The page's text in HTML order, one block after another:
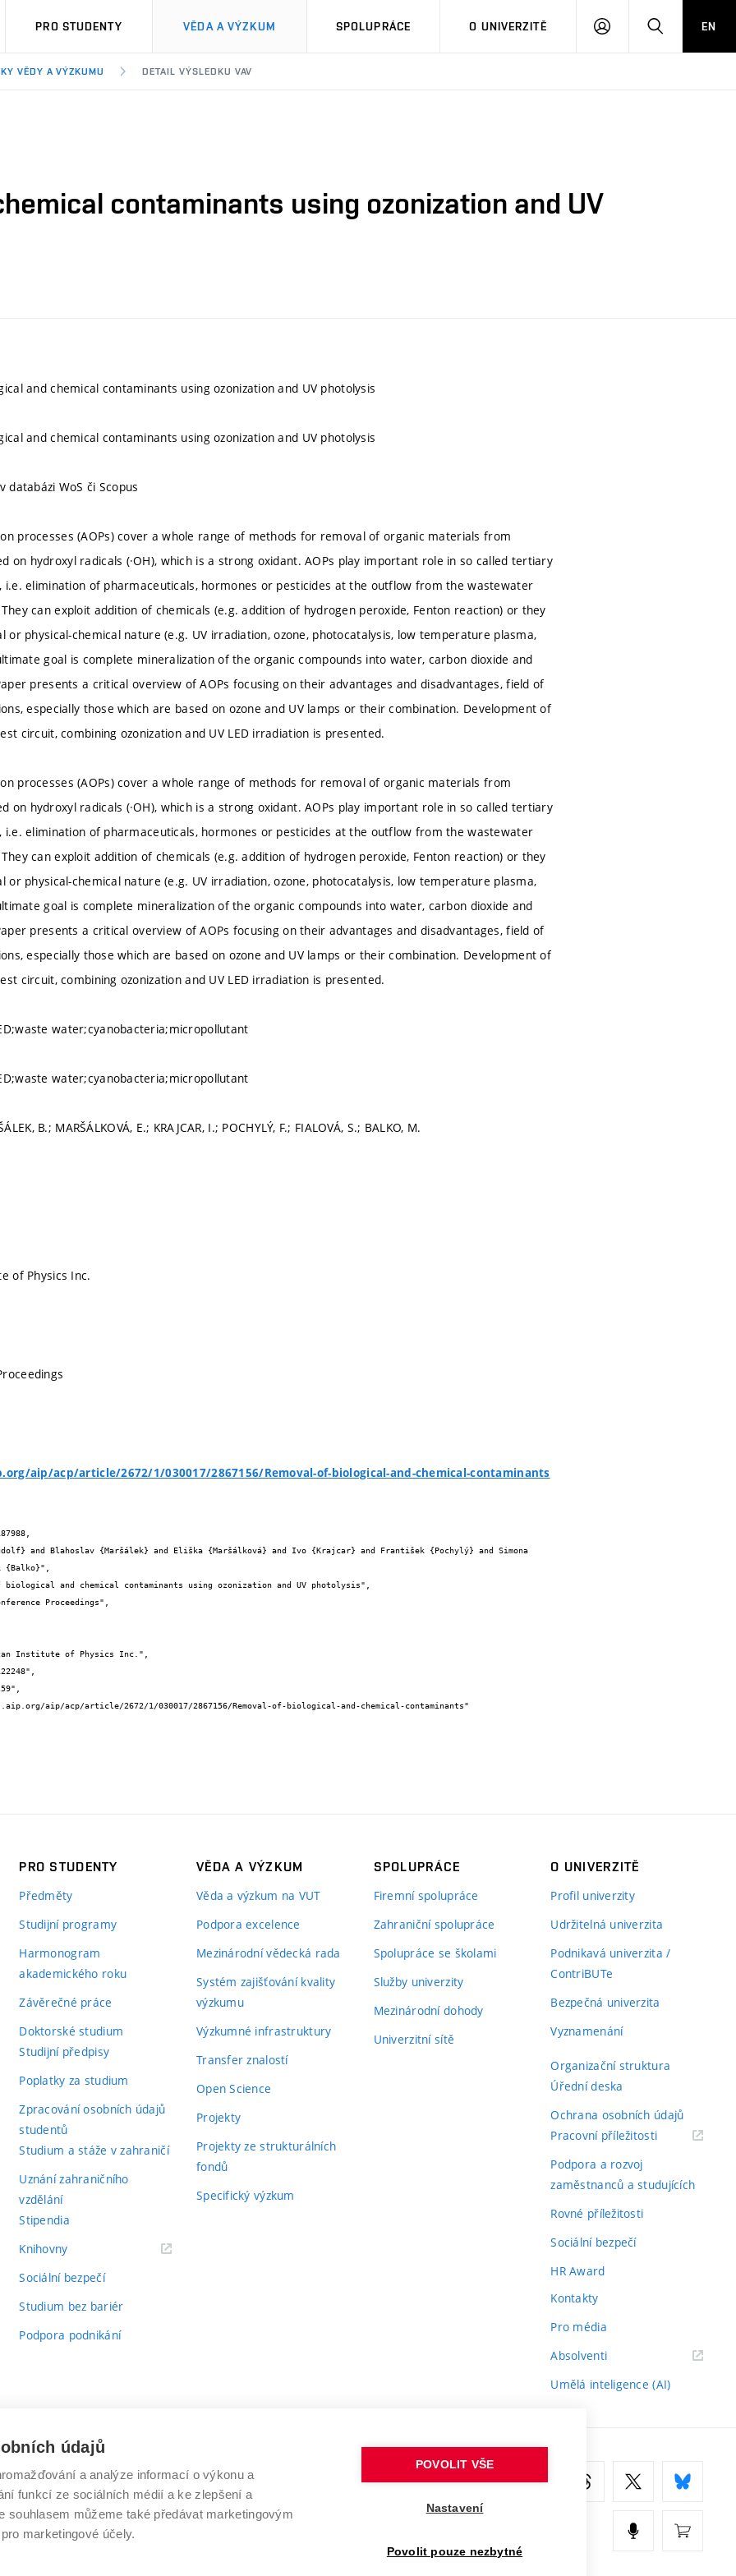
PRO STUDENTY VĚDA A VÝZKUM SPOLUPRÁCE O UNIVERZITĚ
PŘIHLÁSIT HLEDATEN
VĚDY A VÝZKUMU DETAIL VÝSLEDKU VAV
contaminants using ozonization and UV
and chemical contaminants using ozonization and UV photolysis
and chemical contaminants using ozonization and UV photolysis
databázi WoS či Scopus
processes (AOPs) cover a whole range of methods for removal of organic materials from
on hydroxyl radicals (·OH), which is a strong oxidant. AOPs play important role in so called tertiary
elimination of pharmaceuticals, hormones or pesticides at the outflow from the wastewater
can exploit addition of chemicals (e.g. addition of hydrogen peroxide, Fenton reaction) or they
or physical-chemical nature (e.g. UV irradiation, ozone, photocatalysis, low temperature plasma,
goal is complete mineralization of the organic compounds into water, carbon dioxide and
presents a critical overview of AOPs focusing on their advantages and disadvantages, field of
especially those which are based on ozone and UV lamps or their combination. Development of
circuit, combining ozonization and UV LED irradiation is presented.
processes (AOPs) cover a whole range of methods for removal of organic materials from
on hydroxyl radicals (·OH), which is a strong oxidant. AOPs play important role in so called tertiary
elimination of pharmaceuticals, hormones or pesticides at the outflow from the wastewater
can exploit addition of chemicals (e.g. addition of hydrogen peroxide, Fenton reaction) or they
or physical-chemical nature (e.g. UV irradiation, ozone, photocatalysis, low temperature plasma,
goal is complete mineralization of the organic compounds into water, carbon dioxide and
presents a critical overview of AOPs focusing on their advantages and disadvantages, field of
especially those which are based on ozone and UV lamps or their combination. Development of
circuit, combining ozonization and UV LED irradiation is presented.
water;cyanobacteria;micropollutant
water;cyanobacteria;micropollutant
B.; MARŠÁLKOVÁ, E.; KRAJCAR, I.; POCHYLÝ, F.; FIALOVÁ, S.; BALKO, M.
of Physics Inc.
aip/acp/article/2672/1/030017/2867156/Removal-of-biological-and-chemical-contaminants
{Balko}",
PRO STUDENTY
Předměty
Studijní programy
Harmonogram
akademického roku
Závěrečné práce
Doktorské studium
Studijní předpisy
Poplatky za studium
Zpracování osobních údajů
studentů
Studium a stáže v zahraničí
Uznání zahraničního
vzdělání
Stipendia
Knihovny(externí
Sociální bezpečí
Studium bez bariér
Podpora podnikání
VĚDA A VÝZKUM
Věda a výzkum na VUT
Podpora excelence
Mezinárodní vědecká rada
Systém zajišťování kvality
výzkumu
Výzkumné infrastruktury
Transfer znalostí
Open Science
Projekty
Projekty ze strukturálních
fondů
Specifický výzkum
SPOLUPRÁCE
Firemní spolupráce
Zahraniční spolupráce
Spolupráce se školami
Služby univerzity
Mezinárodní dohody
Univerzitní sítě
O UNIVERZITĚ
Profil univerzity
Udržitelná univerzita
Podnikavá univerzita /
ContriBUTe
Bezpečná univerzita
Vyznamenání
Organizační struktura
Úřední deska
Ochrana osobních údajů
Pracovní příležitosti(externí
Podpora a rozvoj
zaměstnanců a studujících
Rovné příležitosti
Sociální bezpečí
HR Award
Kontakty
Pro média
Absolventi(externí
Umělá inteligence (AI)
VYSOKÉ UČENÍ TECHNICKÉ V BRNĚ
Antonínská 548/1
602 00 Brno
www.vut.cz
údajů
a analýze informací o výkonu a
funkcí ze sociálních médií a ke zlepšení a
souhlasem můžeme také předávat marketingovým
marketingové účely.
POVOLIT VŠE
Nastavení
Povolit pouze nezbytné